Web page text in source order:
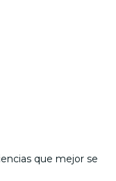
que mejor se